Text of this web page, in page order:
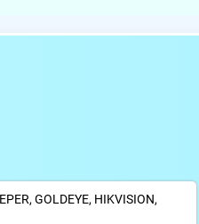
GOLDEYE, HIKVISION,